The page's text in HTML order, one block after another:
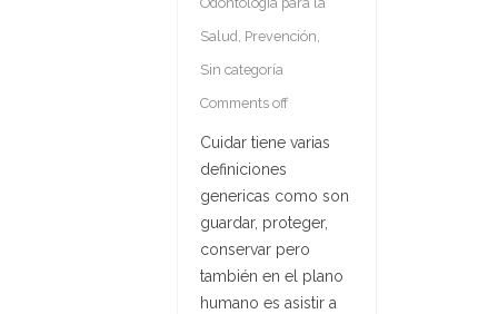
Salud, Prevención,
Sin categoría
Comments off
Cuidar tiene varias
definiciones
genericas como son
guardar, proteger,
conservar pero
también en el plano
humano es asistir a